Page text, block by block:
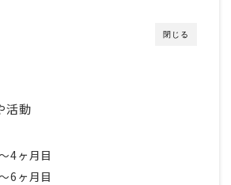
閉じる
活動
4ヶ月目
6ヶ月目